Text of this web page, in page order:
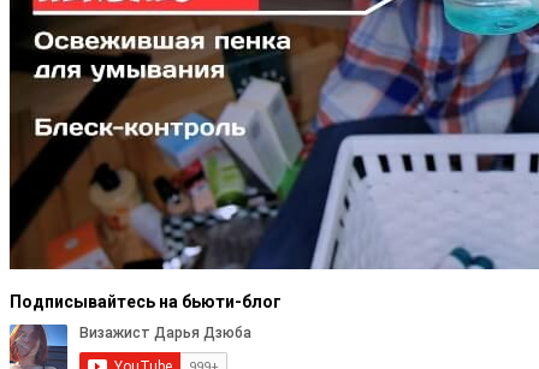
Подписывайтесь на бьюти-блог